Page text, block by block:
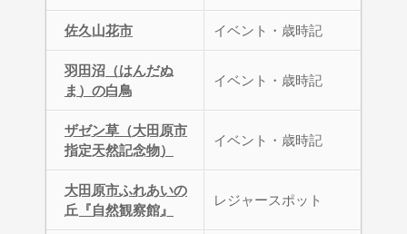
佐久山花市 イベント・歳時記
羽田沼（はんだぬ
ま）の白鳥
イベント・歳時記
ザゼン草（大田原市
指定天然記念物）
イベント・歳時記
大田原市ふれあいの
丘『自然観察館』
レジャースポット